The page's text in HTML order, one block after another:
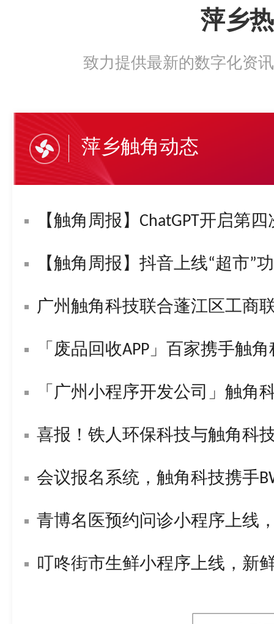
萍乡
致力提供最新的数字化资
萍乡触角动态
【触角周报】ChatGPT开启第四
【触角周报】抖音上线“超市”功能！字节复活“悟空问答”！苹
广州触角科技联合蓬江区工商
「废品回收APP」百家携手触
「广州小程序开发公司」触角
喜报！铁人环保科技与触角科技签署
会议报名系统，触角科技携手BWL
青博名医预约问诊小程序上线
叮咚街市生鲜小程序上线，新